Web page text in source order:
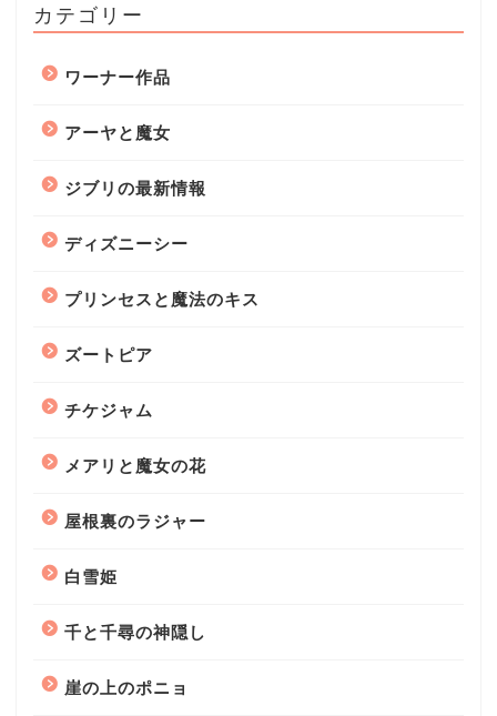
カテゴリー
ワーナー作品
アーヤと魔女
ジブリの最新情報
ディズニーシー
プリンセスと魔法のキス
ズートピア
チケジャム
メアリと魔女の花
屋根裏のラジャー
白雪姫
千と千尋の神隠し
崖の上のポニョ